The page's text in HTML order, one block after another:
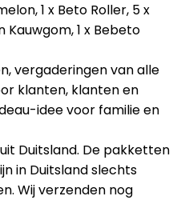
1 x Beto Roller, 5 x
1 x Bebeto
vergaderingen van alle
klanten, klanten en
idee voor familie en
Duitsland. De pakketten
in Duitsland slechts
Wij verzenden nog